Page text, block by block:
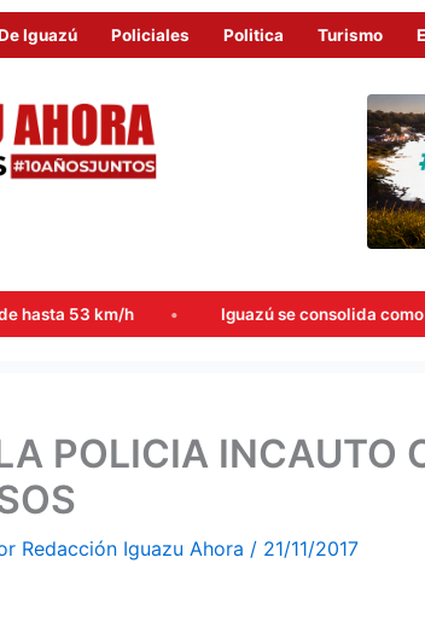
Iguazú Policiales Politica Turismo
Iguazú se consolida como destino clave
POLICIA INCAUTO
Redacción Iguazu Ahora / 21/11/2017